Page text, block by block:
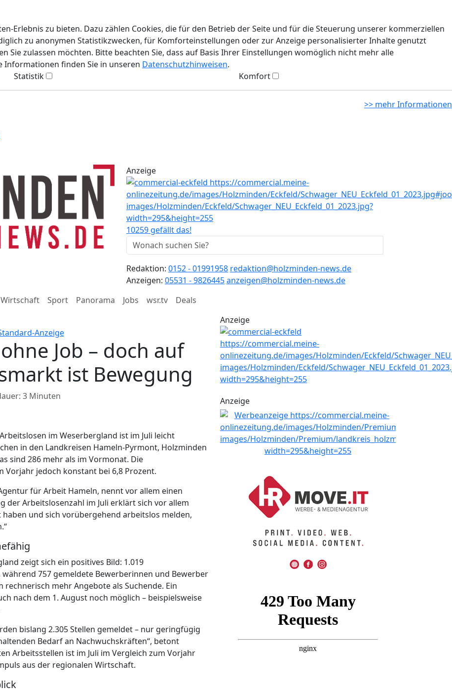
Erlebnis zu bieten. Dazu zählen Cookies, die für den Betrieb der Seite und für die Steuerung unserer kommerziellen
zu anonymen Statistikzwecken, für Komforteinstellungen oder zur Anzeige personalisierter Inhalte genutzt
Sie zulassen möchten. Bitte beachten Sie, dass auf Basis Ihrer Einstellungen womöglich nicht mehr alle
Informationen finden Sie in unseren Datenschutzhinweisen.
Statistik Komfort
>> mehr Informationen
Anzeige
10259 gefällt das!
Redaktion: 0152 - 01991958 redaktion@holzminden-news.de
Anzeigen: 05531 - 9826445anzeigen@holzminden-news.de
Wirtschaft Sport Panorama Jobs wsr.tv
Deals
Job – doch auf
ist Bewegung
3 Minuten
im Weserbergland ist im Juli leicht
in den Landkreisen Hameln-Pyrmont, Holzminden
sind 286 mehr als im Vormonat. Die
jedoch konstant bei 6,8 Prozent.
für Arbeit Hameln, nennt vor allem einen
der Arbeitslosenzahl im Juli erklärt sich vor allem
und sich vorübergehend arbeitslos melden,
zeigt sich ein positives Bild: 1.019
757 gemeldete Bewerberinnen und Bewerber
mehr Angebote als Suchende. Ein
nach dem 1. August noch möglich – beispielsweise
bislang 2.305 Stellen gemeldet – nur geringfügig
Bedarf an Nachwuchskräften“, betont
Arbeitsstellen ist im Juli im Vergleich zum Vorjahr
aus der regionalen Wirtschaft.
Anzeige
Anzeige